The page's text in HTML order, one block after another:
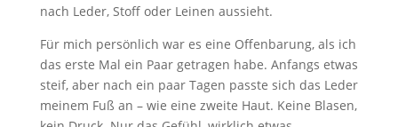
nach Leder, Stoff oder Leinen aussieht.
Für mich persönlich war es eine Offenbarung, als ich
das erste Mal ein Paar getragen habe. Anfangs etwas
steif, aber nach ein paar Tagen passte sich das Leder
meinem Fuß an – wie eine zweite Haut. Keine Blasen,